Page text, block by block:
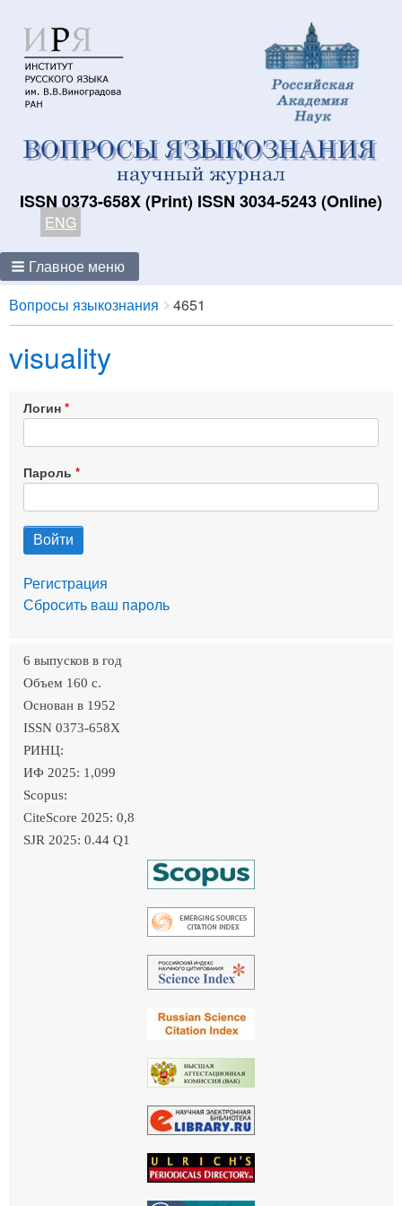
ISSN 0373-658X (Print) ISSN 3034-5243 (Online)
ENG
Главное меню
Breadcrumbs
You
are
here:
Вопросы языкознания 4651
visuality
Логин
Пароль
Регистрация
Сбросить ваш пароль
6 выпусков в год
Объем 160 c.
Основан в 1952
ISSN 0373-658X
РИНЦ:
ИФ 2025: 1,099
Scopus:
CiteScore 2025: 0,8
SJR 2025: 0.44 Q1